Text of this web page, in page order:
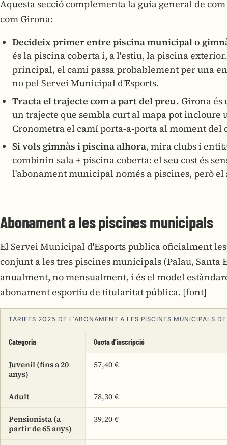
Aquesta secció complementa la guia general de
com Girona:
Decideix primer entre piscina municipal o
és la piscina coberta i, a l'estiu, la piscina
principal, el camí passa probablement per una
no pel Servei Municipal d'Esports.
Tracta el trajecte com a part del preu. Girona és
un trajecte que sembla curt al mapa pot
Cronometra el camí porta-a-porta al moment del
Si vols gimnàs i piscina alhora, mira clubs i
combinin sala + piscina coberta: el seu cost és
l'abonament municipal només a piscines, però
Abonament a les piscines municipals
El Servei Municipal d'Esports publica oficialment les
conjunt a les tres piscines municipals (Palau, Santa
anualment, no mensualment, i és el model
abonament esportiu de titularitat pública. [font]
TARIFES 2025 DE L'ABONAMENT A LES PISCINES MUNICIPALS
Categoria Quota d'inscripció
Juvenil (fins a 20
anys)
57,40 €
Adult 78,30 €
Pensionista (a
partir de 65 anys)
39,20 €